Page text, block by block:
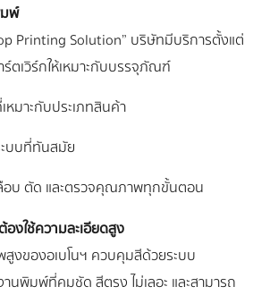
พ์
Printing Solution” บริษัทมีบริการตั้งแต่
ตเวิร์กให้เหมาะกับบรรจุภัณฑ์
หมาะกับประเภทสินค้า
บบที่ทันสมัย
ลือบ ตัด และตรวจคุณภาพทุกขั้นตอน
งใช้ความละเอียดสูง
งของอเบโนฯ ควบคุมสีด้วยระบบ
านพิมพ์ที่คมชัด สีตรง ไม่เลอะ และสามารถ